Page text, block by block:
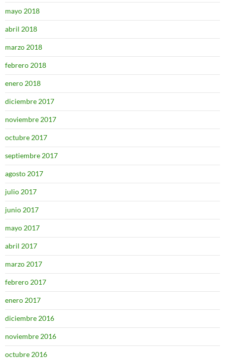
mayo 2018
abril 2018
marzo 2018
febrero 2018
enero 2018
diciembre 2017
noviembre 2017
octubre 2017
septiembre 2017
agosto 2017
julio 2017
junio 2017
mayo 2017
abril 2017
marzo 2017
febrero 2017
enero 2017
diciembre 2016
noviembre 2016
octubre 2016